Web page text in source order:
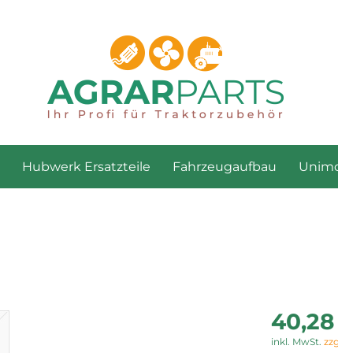
Hubwerk Ersatzteile Fahrzeugaufbau
inkl. MwSt.